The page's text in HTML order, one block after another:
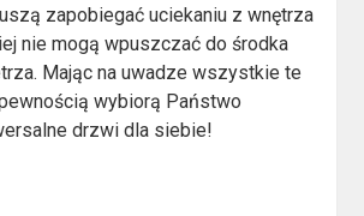
zapobiegać uciekaniu z wnętrza
nie mogą wpuszczać do środka
Mając na uwadze wszystkie te
wybiorą Państwo
drzwi dla siebie!